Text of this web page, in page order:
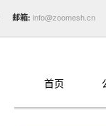
邮箱: info@zoomesh.cn
首页